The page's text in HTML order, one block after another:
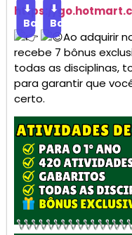
https://go.hotmart
⬇
Baixar
⬇
Baixar
Ao adquirir
recebe 7 bônus
todas as disciplinas,
para garantir que
certo.